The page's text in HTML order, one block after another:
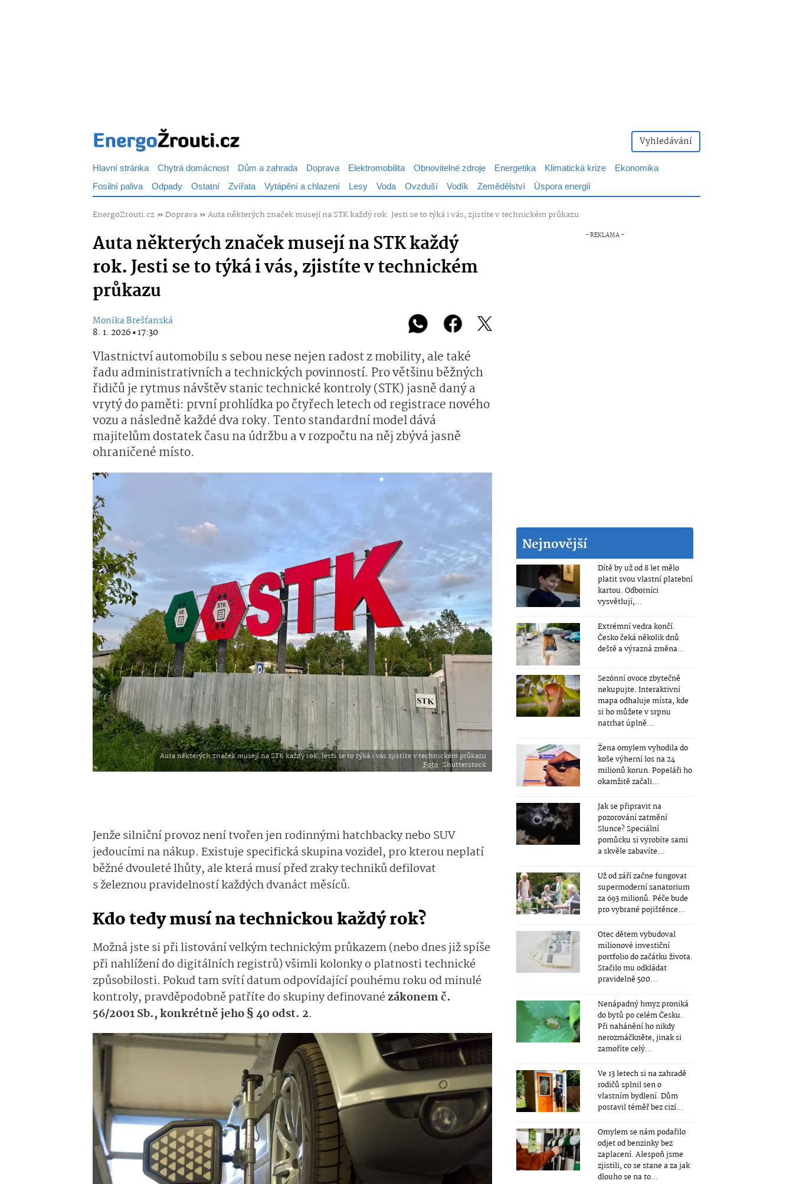
Vyhledávání
Hlavní stránka Chytrá domácnost Dům a zahrada Doprava Elektromobilita Obnovitelné zdroje Energetika Klimatická krize
Ekonomika
Fosilní paliva Odpady Ostatní Zvířata Vytápění a chlazení Lesy Voda Ovzduší Vodík Zemědělství Úspora energií
EnergoZrouti.cz»Doprava»Auta některých značek musejí na STK každý rok. Jesti se to týká i vás, zjistíte v technickém průkazu
Auta některých značek musejí na STK každý
rok. Jesti se to týká i vás, zjistíte v technickém
průkazu
Monika Brešťanská
8. 1. 2026 ▪ 17:30
Vlastnictví automobilu s sebou nese nejen radost z mobility, ale také
řadu administrativních a technických povinností. Pro většinu běžných
řidičů je rytmus návštěv stanic technické kontroly (STK) jasně daný a
vrytý do paměti: první prohlídka po čtyřech letech od registrace nového
vozu a následně každé dva roky. Tento standardní model dává
majitelům dostatek času na údržbu a v rozpočtu na něj zbývá jasně
ohraničené místo.
Auta některých značek musejí na STK každý rok. Jesti se to týká i vás zjistíte v technickém průkazu
Foto: Shutterstock
Jenže silniční provoz není tvořen jen rodinnými hatchbacky nebo SUV
jedoucími na nákup. Existuje specifická skupina vozidel, pro kterou neplatí
běžné dvouleté lhůty, ale která musí před zraky techniků defilovat
s železnou pravidelností každých dvanáct měsíců.
Kdo tedy musí na technickou každý rok?
Možná jste si při listování velkým technickým průkazem (nebo dnes již spíše
při nahlížení do digitálních registrů) všimli kolonky o platnosti technické
způsobilosti. Pokud tam svítí datum odpovídající pouhému roku od minulé
kontroly, pravděpodobně patříte do skupiny definovanézákonem č.
56/2001 Sb., konkrétně jeho § 40 odst. 2.
Nejnovější
Dítě by už od 8 let mělo
platit svou vlastní platební
kartou. Odborníci
vysvětlují,...
Extrémní vedra končí.
Česko čeká několik dnů
deště a výrazná změna...
Sezónní ovoce zbytečně
nekupujte. Interaktivní
mapa odhaluje místa, kde
si ho můžete v srpnu
natrhat úplně...
Žena omylem vyhodila do
koše výherní los na 24
milionů korun. Popeláři ho
okamžitě začali...
Jak se připravit na
pozorování zatmění
Slunce? Speciální
pomůcku si vyrobíte sami
a skvěle zabavíte...
Už od září začne fungovat
supermoderní sanatorium
za 693 milionů. Péče bude
pro vybrané pojištěnce...
Otec dětem vybudoval
milionové investiční
portfolio do začátku života.
Stačilo mu odkládat
pravidelně 500...
Nenápadný hmyz proniká
do bytů po celém Česku.
Při nahánění ho nikdy
nerozmáčkněte, jinak si
zamoříte celý...
Ve 13 letech si na zahradě
rodičů splnil sen o
vlastním bydlení. Dům
postavil téměř bez cizí...
Omylem se nám podařilo
odjet od benzinky bez
zaplacení. Alespoň jsme
zjistili, co se stane a za jak
dlouho se na to...